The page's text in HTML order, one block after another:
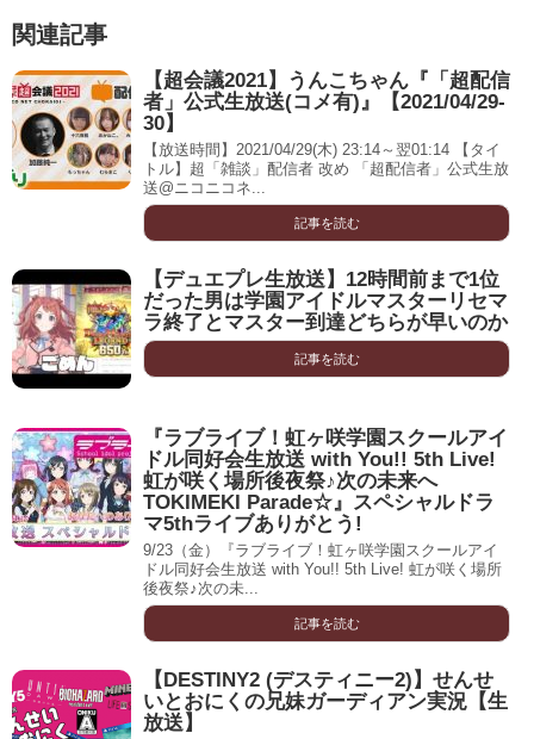
関連記事
【超会議2021】うんこちゃん『「超配信
者」公式生放送(コメ有)』【2021/04/29-
30】
【放送時間】2021/04/29(木) 23:14～翌01:14 【タイ
トル】超「雑談」配信者 改め 「超配信者」公式生放
送@ニコニコネ...
記事を読む
【デュエプレ生放送】12時間前まで1位
だった男は学園アイドルマスターリセマ
ラ終了とマスター到達どちらが早いのか
記事を読む
『ラブライブ！虹ヶ咲学園スクールアイ
ドル同好会生放送 with You!! 5th Live!
虹が咲く場所後夜祭♪次の未来へ
TOKIMEKI Parade☆』スペシャルドラ
マ5thライブありがとう!
9/23（金）『ラブライブ！虹ヶ咲学園スクールアイ
ドル同好会生放送 with You!! 5th Live! 虹が咲く場所
後夜祭♪次の未...
記事を読む
【DESTINY2 (デスティニー2)】せんせ
いとおにくの兄妹ガーディアン実況【生
放送】